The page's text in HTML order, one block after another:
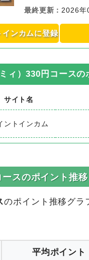
最終更新 ： 2026年
ンカムに登録
ィ）330円コースの
サイト名
ントインカム
のポイント推移グ